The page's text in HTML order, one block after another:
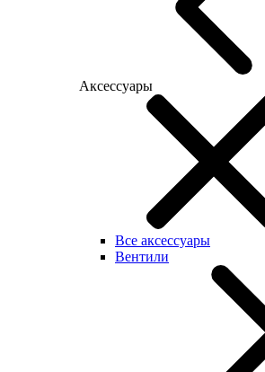
Аксессуары
Все аксессуары
Вентили